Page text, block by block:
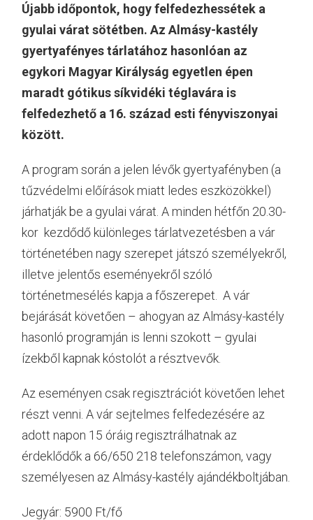
Újabb időpontok, hogy felfedezhessétek a
gyulai várat sötétben. Az Almásy-kastély
gyertyafényes tárlatához hasonlóan az
egykori Magyar Királyság egyetlen épen
maradt gótikus síkvidéki téglavára is
felfedezhető a 16. század esti fényviszonyai
között.
A program során a jelen lévők gyertyafényben (a
tűzvédelmi előírások miatt ledes eszközökkel)
járhatják be a gyulai várat. A minden hétfőn 20.30-
kor kezdődő különleges tárlatvezetésben a vár
történetében nagy szerepet játszó személyekről,
illetve jelentős eseményekről szóló
történetmesélés kapja a főszerepet. A vár
bejárását követően – ahogyan az Almásy-kastély
hasonló programján is lenni szokott – gyulai
ízekből kapnak kóstolót a résztvevők.
Az eseményen csak regisztrációt követően lehet
részt venni. A vár sejtelmes felfedezésére az
adott napon 15 óráig regisztrálhatnak az
érdeklődők a 66/650 218 telefonszámon, vagy
személyesen az Almásy-kastély ajándékboltjában.
Jegyár: 5900 Ft/fő